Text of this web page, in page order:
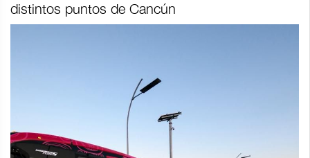
distintos puntos de Cancún